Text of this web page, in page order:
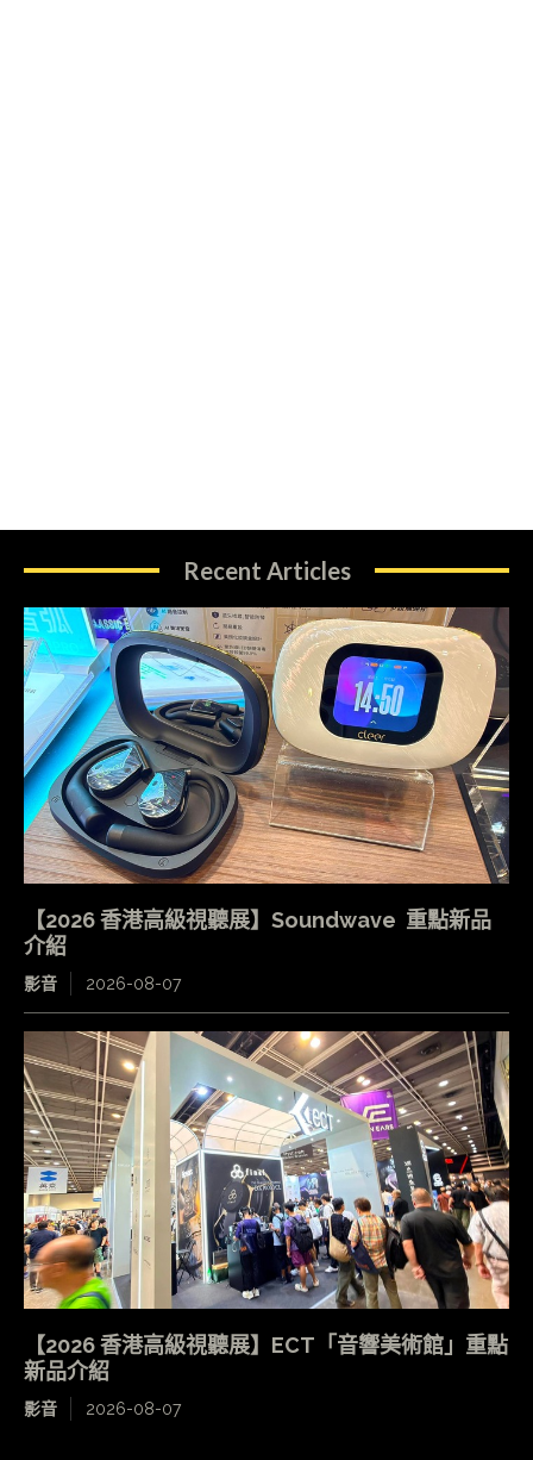
Recent Articles
【2026 香港高級視聽展】Soundwave 重點新品
介紹
影音 2026-08-07
【2026 香港高級視聽展】ECT「音響美術館」重點
新品介紹
影音 2026-08-07